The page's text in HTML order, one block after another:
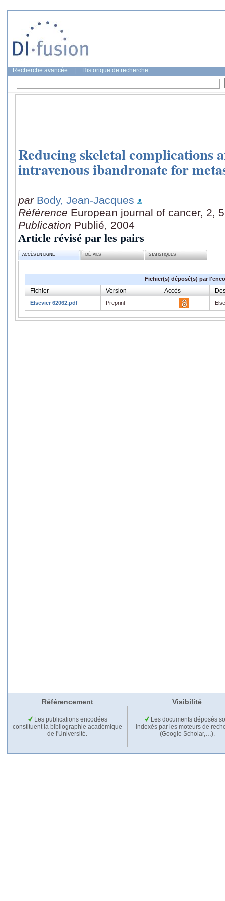
Recherche avancée Historique de recherche
Reducing skeletal complications
intravenous ibandronate for
par Body, Jean-Jacques
Référence European journal of cancer, 2,
Publication Publié, 2004
Article révisé par les pairs
ACCÈS EN LIGNE DÉTAILS STATISTIQUES
Fichier(s) déposé(s) par
Fichier Version Accès
Elsevier 62062.pdf Preprint
Référencement Visibilité
Les publications encodées
constituent la bibliographie académique
de l'Université.
Les documents déposés
indexés par les moteurs de
(Google Scholar,…).